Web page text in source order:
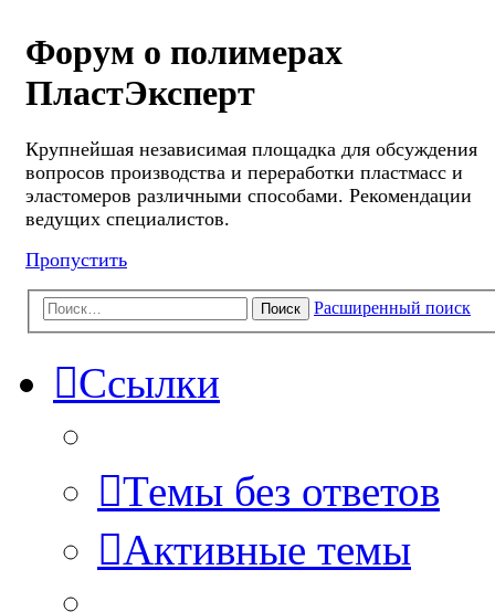
Форум о полимерах
ПластЭксперт
Крупнейшая независимая площадка для обсуждения
вопросов производства и переработки пластмасс и
эластомеров различными способами. Рекомендации
ведущих специалистов.
Пропустить
Поиск Расширенный поиск
Ссылки
Темы без ответов
Активные темы